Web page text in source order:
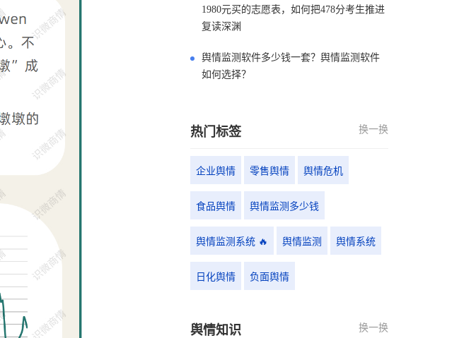
1980元买的志愿表，如何把478分考生推进
复读深渊
舆情监测软件多少钱一套？舆情监测软件
如何选择？
热门标签 换一换
企业舆情 零售舆情 舆情危机
食品舆情 舆情监测多少钱
舆情监测系统 🔥 舆情监测 舆情系统
日化舆情 负面舆情
舆情知识 换一换